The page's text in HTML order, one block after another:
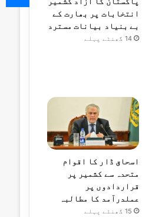
انتخابات پر بھارت کے
بے بنیاد بیانات مسترد
14 گھنٹے پہلے
اسحاق ڈار کا اقوام
متحدہ سے کشمیر پر
قراردادوں پر
عملدرآمد کا مطالبہ
15 گھنٹے پہلے